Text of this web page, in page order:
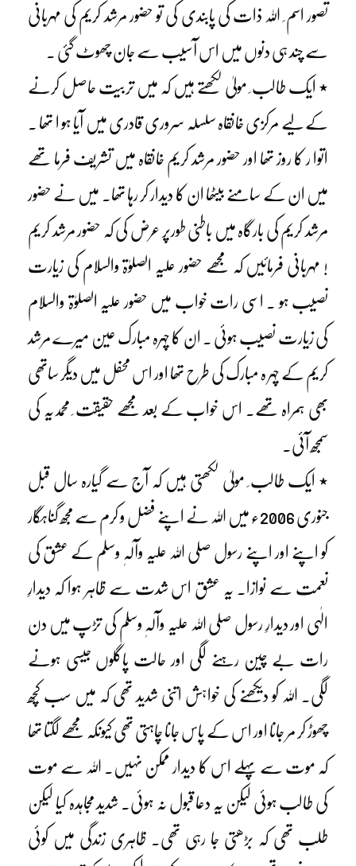
تصور اسم ِ اللہ ذات کی پابندی کی تو حضور مرشد کریم کی مہربانی
سے چند ہی دنوں میں اس آسیب سے جان چھوٹ گئی ۔
٭ ایک طالب ِ مولیٰ لکھتے ہیں کہ میں تربیت حاصل کرنے
کے لیے مرکزی خانقاہ سلسلہ سروری قادری میں آیا ہو ا تھا ۔
اتوا ر کا روز تھا اور حضور مرشد کریم خانقاہ میں تشریف فرما تھے
میں ان کے سامنے بیٹھا ان کا دیدار کر رہا تھا۔ میں نے حضور
مرشد کریم کی بارگاہ میں باطنی طورپر عرض کی کہ حضور مرشد کریم
! مہربانی فرمائیں کہ مجھے حضور علیہ الصلوٰۃ والسلام کی زیارت
نصیب ہو ۔ اسی رات خواب میں حضور علیہ الصلوٰۃ والسلام
کی زیارت نصیب ہوئی ۔ ان کا چہرہ مبارک عین میرے مرشد
کریم کے چہر ہ مبارک کی طرح تھا اور اس محفل میں دیگر ساتھی
بھی ہمراہ تھے۔ اس خواب کے بعد مجھے حقیقت ِ محمدیہ کی
سمجھ آئی۔
٭ ایک طالب ِ مولیٰ لکھتی ہیں کہ آج سے گیارہ سال قبل
جنوری 2006ء میں اللہ نے اپنے فضل و کرم سے مجھ گناہگار
کو اپنے اور اپنے رسول صلی اللہ علیہ وآلہٖ وسلم کے عشق کی
نعمت سے نوازا۔ یہ عشق اس شدت سے ظاہر ہوا کہ دیدارِ
الٰہی اور دیدارِ رسول صلی اللہ علیہ وآلہٖ وسلم کی تڑپ میں دن
رات بے چین رہنے لگی اور حالت پاگلوں جیسی ہونے
لگی۔ اللہ کو دیکھنے کی خواہش اتنی شدید تھی کہ میں سب کچھ
چھوڑ کر مر جانا اور اس کے پاس جانا چاہتی تھی کیونکہ مجھے لگتا تھا
کہ موت سے پہلے اس کا دیدار ممکن نہیں۔ اللہ سے موت
کی طالب ہوئی لیکن یہ دعا قبول نہ ہوئی۔ شدید مجاہدہ کیا لیکن
طلب تھی کہ بڑھتی جا رہی تھی۔ ظاہری زندگی میں کوئی